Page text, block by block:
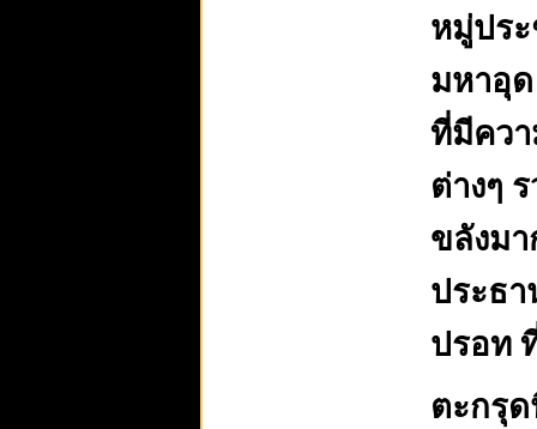
หมู่ปร
มหาอุ
ที่มีคว
ต่างๆ
ขลังม
ประธ
ปรอท
ตะกรุ